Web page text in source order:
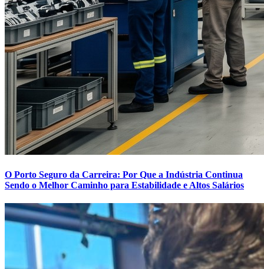
O Porto Seguro da Carreira: Por Que a Indústria Continua
Sendo o Melhor Caminho para Estabilidade e Altos Salários